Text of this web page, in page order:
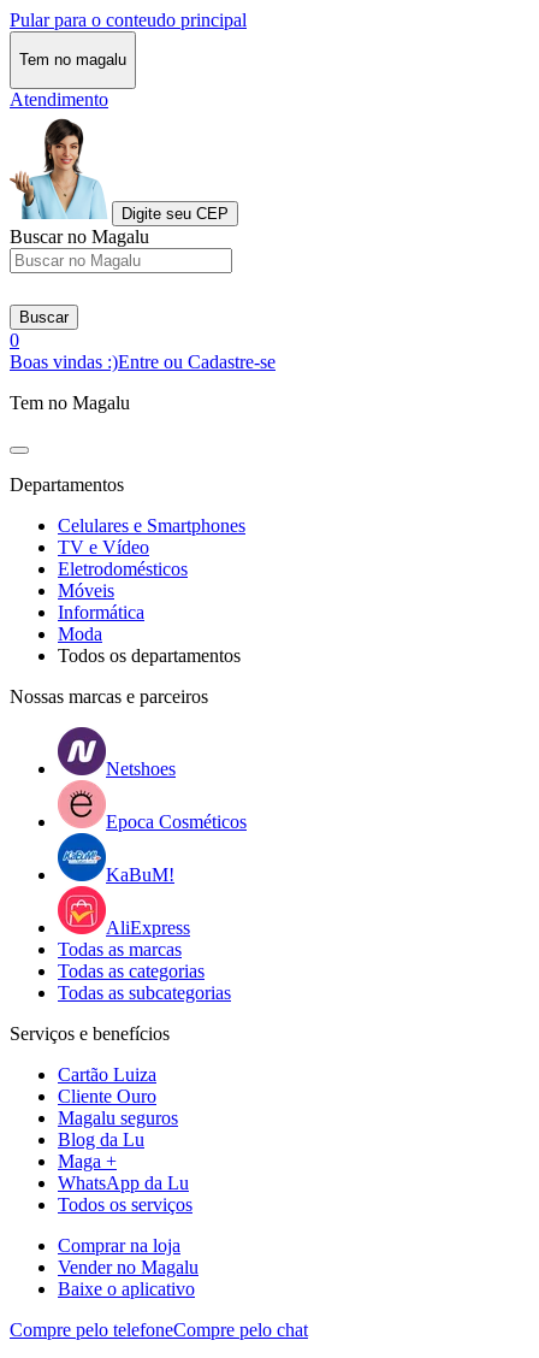
Pular para o conteudo principal
Tem no magalu
Atendimento
Digite seu CEP
Buscar no Magalu
Buscar
0
Boas vindas :)Entre ou Cadastre-se
Tem no Magalu
Departamentos
Celulares e Smartphones
TV e Vídeo
Eletrodomésticos
Móveis
Informática
Moda
Todos os departamentos
Nossas marcas e parceiros
Netshoes
Epoca Cosméticos
KaBuM!
AliExpress
Todas as marcas
Todas as categorias
Todas as subcategorias
Serviços e benefícios
Cartão Luiza
Cliente Ouro
Magalu seguros
Blog da Lu
Maga +
WhatsApp da Lu
Todos os serviços
Comprar na loja
Vender no Magalu
Baixe o aplicativo
Compre pelo telefoneCompre pelo chat